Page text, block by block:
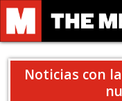
Noticias con